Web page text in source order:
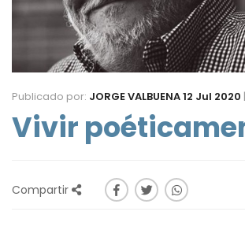
Publicado por: JORGE VALBUENA12 Jul 2020 |
Vivir
Compartir